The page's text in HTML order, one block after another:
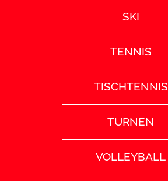
SKI
TENNIS
TISCHTENNIS
TURNEN
VOLLEYBALL